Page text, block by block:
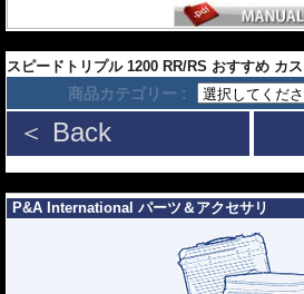
スピードトリプル 1200 RR/RS おすすめ カ
商品カテゴリー :
＜ Back
P&A International パーツ＆アクセサリ